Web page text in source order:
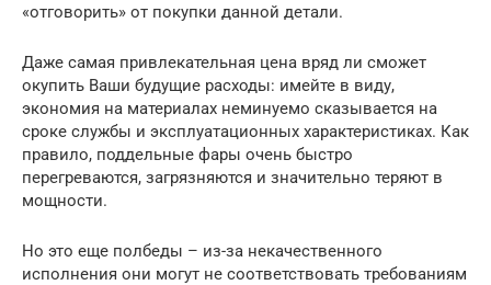
«отговорить» от покупки данной детали.
Даже самая привлекательная цена вряд ли сможет
окупить Ваши будущие расходы: имейте в виду,
экономия на материалах неминуемо сказывается на
сроке службы и эксплуатационных характеристиках. Как
правило, поддельные фары очень быстро
перегреваются, загрязняются и значительно теряют в
мощности.
Но это еще полбеды – из-за некачественного
исполнения они могут не соответствовать требованиям